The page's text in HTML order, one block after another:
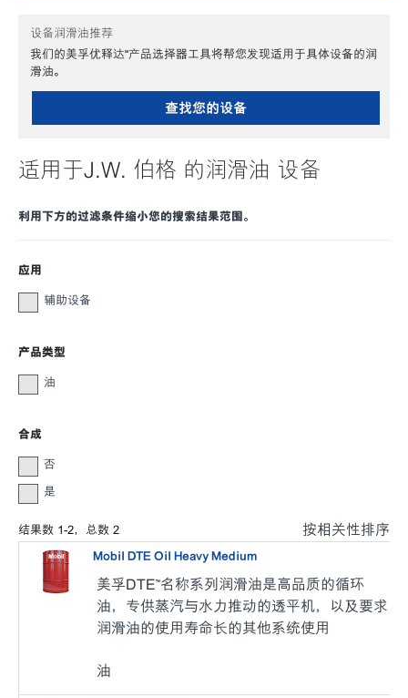
设备润滑油推荐
我们的美孚优释达℠产品选择器工具将帮您发现适用于具体设备的润
滑油。
查找您的设备
适用于J.W. 伯格 的润滑油 设备
利用下方的过滤条件缩小您的搜索结果范围。
应用
辅助设备
产品类型
油
合成
否
是
结果数 1-2，总数 2 按相关性排序
Mobil DTE Oil Heavy Medium
美孚DTE™名称系列润滑油是高品质的循环
油，专供蒸汽与水力推动的透平机，以及要求
润滑油的使用寿命长的其他系统使用
油